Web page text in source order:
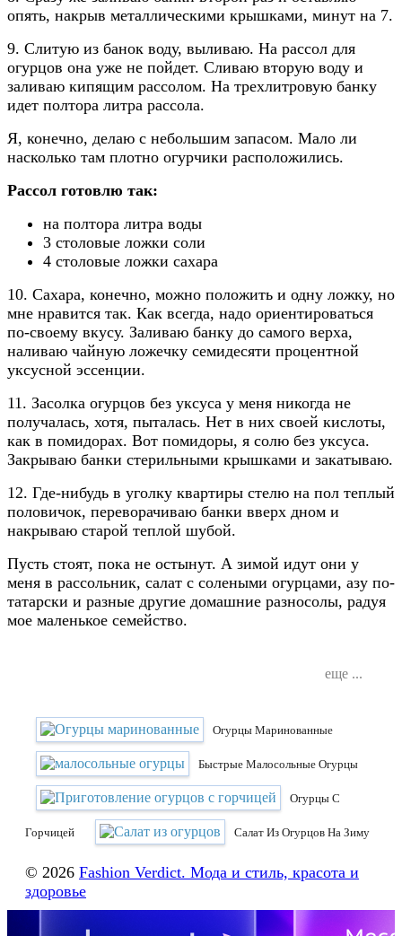
опять, накрыв металлическими крышками, минут на 7.
9. Слитую из банок воду, выливаю. На рассол для
огурцов она уже не пойдет. Сливаю вторую воду и
заливаю кипящим рассолом. На трехлитровую банку
идет полтора литра рассола.
Я, конечно, делаю с небольшим запасом. Мало ли
насколько там плотно огурчики расположились.
Рассол готовлю так:
на полтора литра воды
3 столовые ложки соли
4 столовые ложки сахара
10. Сахара, конечно, можно положить и одну ложку, но
мне нравится так. Как всегда, надо ориентироваться
по-своему вкусу. Заливаю банку до самого верха,
наливаю чайную ложечку семидесяти процентной
уксусной эссенции.
11. Засолка огурцов без уксуса у меня никогда не
получалась, хотя, пыталась. Нет в них своей кислоты,
как в помидорах. Вот помидоры, я солю без уксуса.
Закрываю банки стерильными крышками и закатываю.
12. Где-нибудь в уголку квартиры стелю на пол теплый
половичок, переворачиваю банки вверх дном и
накрываю старой теплой шубой.
Пусть стоят, пока не остынут. А зимой идут они у
меня в рассольник, салат с солеными огурцами, азу по-
татарски и разные другие домашние разносолы, радуя
мое маленькое семейство.
еще ...
Огурцы Маринованные
Быстрые Малосольные Огурцы
Огурцы С
Горчицей Салат Из Огурцов На Зиму
© 2026 Fashion Verdict. Мода и стиль, красота и
здоровье